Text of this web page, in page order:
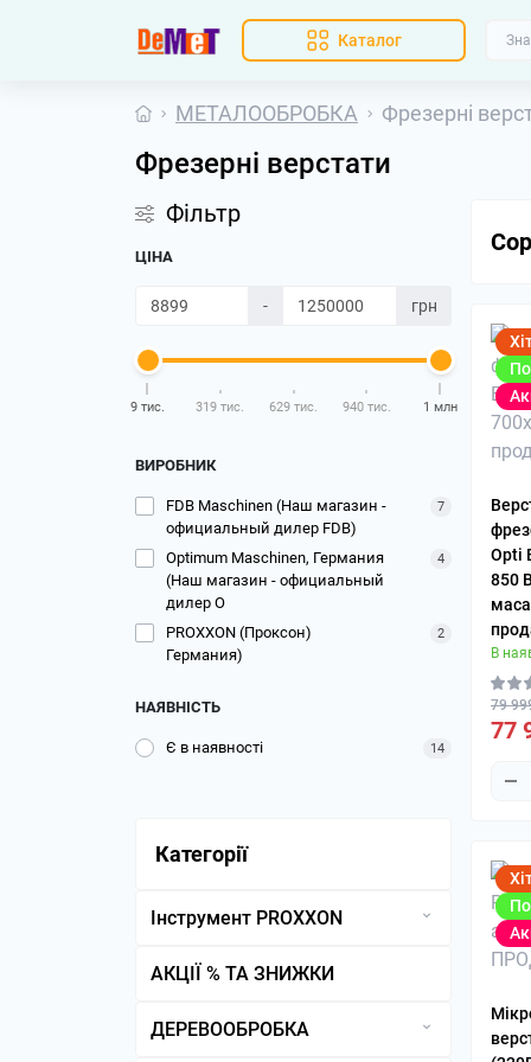
Каталог
МЕТАЛООБРОБКА Фрезерні
Фрезерні верстати
Фільтр
ЦІНА
- грн
9 тис. 319 тис. 629 тис. 940 тис. 1 млн
ВИРОБНИК
FDB Maschinen (Наш магазин -
официальный дилер FDB)
7
Optimum Maschinen, Германия
(Наш магазин - официальный
дилер O
4
PROXXON (Проксон)
Германия)
2
НАЯВНІСТЬ
Є в наявності 14
Категорії
Інструмент PROXXON
UHV, UHZ
Відрізні диски
АКЦІЇ % ТА ЗНИЖКИ
ДЕРЕВООБРОБКА
Opti
850
маса
В
79
77